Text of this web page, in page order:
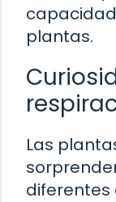
plantas.
Las
diferentes